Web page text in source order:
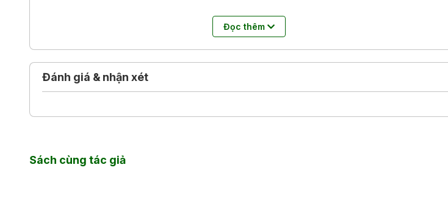
Đặc biệt nhất là xê ri sách Tiếng Anh – Toán – Khoa học này còn được tích hợp với ứng dụng
điện thoại miễn phí. Những âm thanh, hình ảnh 3D, clip hoạt hình và trò chơi trong ứng dụng sẽ
Đọc thêm
Đánh giá & nhận xét
Sách cùng tác giả